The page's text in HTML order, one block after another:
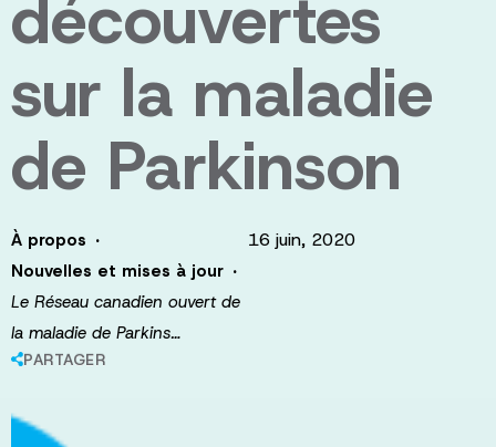
découvertes
sur la maladie
de Parkinson
À propos ·
Nouvelles et mises à jour ·
Le Réseau canadien ouvert de
la maladie de Parkins…
PARTAGER
16 juin, 2020